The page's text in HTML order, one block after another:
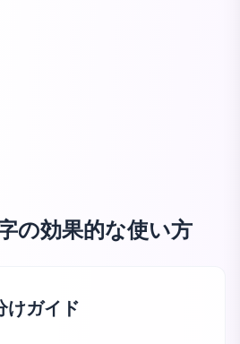
の効果的な使い方
けガイド